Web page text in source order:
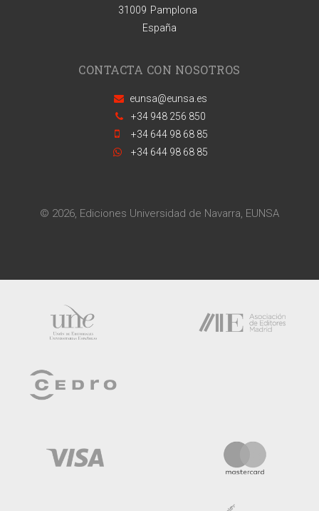
31009 Pamplona
España
CONTACTA CON NOSOTROS
eunsa@eunsa.es
+34 948 256 850
+34 644 98 68 85
+34 644 98 68 85
© 2026, Ediciones Universidad de Navarra, EUNSA